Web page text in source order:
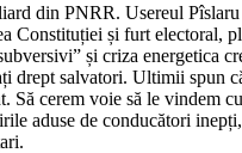
din PNRR. Usereul
Constituției și furt electoral,
și criza energetica
drept salvatori. Ultimii spun
cerem voie să le vindem
aduse de conducători